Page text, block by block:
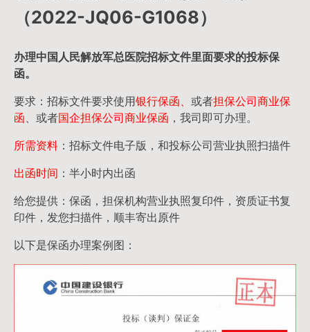
（2022-JQ06-G1068）
办理中国人民解放军总医院招标文件里面要求的投标保
函。
要求：招标文件要求使用银行保函、 或者担保公司商业保
函 、或者国企担保公司商业保函 ，我司即可办理。
所需资料 ：招标文件电子版，和投标公司营业执照扫描件
出函时间 ：半小时内出函
给您提供：保函，担保机构营业执照复印件，资质证书复
印件，发您扫描件，顺丰寄出原件
以下是保函办理案例图：